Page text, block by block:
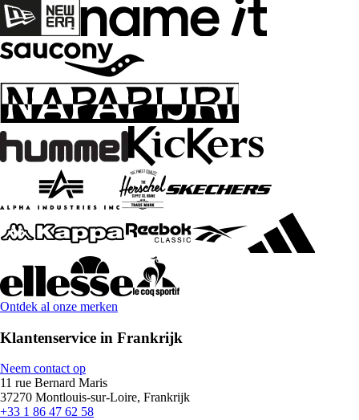
Ontdek al onze merken
Klantenservice in Frankrijk
Neem contact op
11 rue Bernard Maris
37270 Montlouis-sur-Loire, Frankrijk
+33 1 86 47 62 58